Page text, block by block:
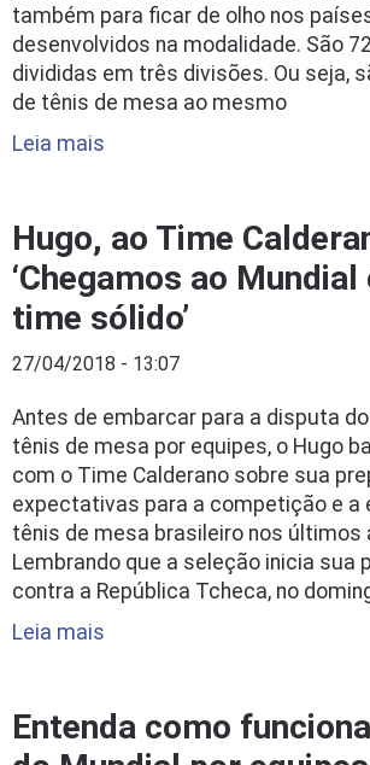
também para ficar de olho nos
desenvolvidos na modalidade. São
divididas em três divisões. Ou seja,
de tênis de mesa ao mesmo
Leia mais
Hugo, ao Time
‘Chegamos ao
time sólido’
27/04/2018 - 13:07
Antes de embarcar para a disputa
tênis de mesa por equipes, o Hugo
com o Time Calderano sobre sua
expectativas para a competição e a
tênis de mesa brasileiro nos últimos
Lembrando que a seleção inicia sua
contra a República Tcheca, no
Leia mais
Entenda como